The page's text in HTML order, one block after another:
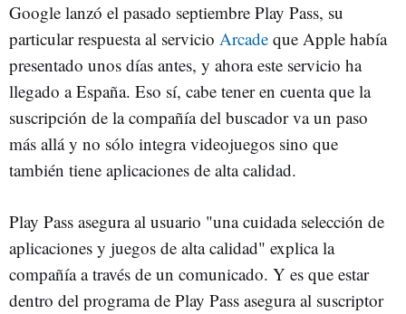
Google lanzó el pasado septiembre Play Pass, su
particular respuesta al servicio Arcade que Apple había
presentado unos días antes, y ahora este servicio ha
llegado a España. Eso sí, cabe tener en cuenta que la
suscripción de la compañía del buscador va un paso
más allá y no sólo integra videojuegos sino que
también tiene aplicaciones de alta calidad.
Play Pass asegura al usuario "una cuidada selección de
aplicaciones y juegos de alta calidad" explica la
compañía a través de un comunicado. Y es que estar
dentro del programa de Play Pass asegura al suscriptor